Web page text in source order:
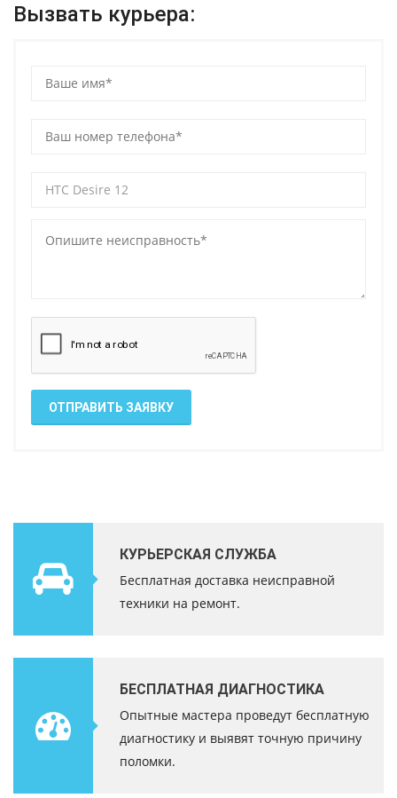
Вызвать курьера:
ОТПРАВИТЬ ЗАЯВКУ
КУРЬЕРСКАЯ СЛУЖБА
Бесплатная доставка неисправной
техники на ремонт.
БЕСПЛАТНАЯ ДИАГНОСТИКА
Опытные мастера проведут бесплатную
диагностику и выявят точную причину
поломки.